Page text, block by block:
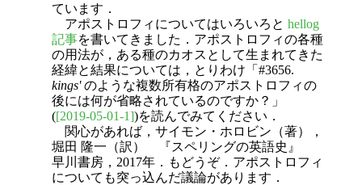
ています．
アポストロフィについてはいろいろと hellog
記事を書いてきました．アポストロフィの各種
の用法が，ある種のカオスとして生まれてきた
経緯と結果については，とりわけ「#3656.
kings'のような複数所有格のアポストロフィの
後には何が省略されているのですか？」
([2019-05-01-1])を読んでみてください．
関心があれば，サイモン・ホロビン（著），
堀田 隆一（訳） 『スペリングの英語史』
早川書房，2017年．もどうぞ．アポストロフィ
についても突っ込んだ議論があります．